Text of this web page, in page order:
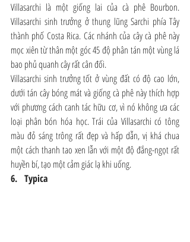
Villasarchi là một giống lai của cà phê Bourbon.
Villasarchi sinh trưởng ở thung lũng Sarchi phía Tây
thành phố Costa Rica. Các nhánh của cây cà phê này
mọc xiên từ thân một góc 45 độ phân tán một vùng lá
bao phủ quanh cây rất cân đối.
Villasarchi sinh trưởng tốt ở vùng đất có độ cao lớn,
dưới tán cây bóng mát và giống cà phê này thích hợp
với phương cách canh tác hữu cơ, vì nó không ưa các
loại phân bón hóa học. Trái của Villasarchi có tông
màu đỏ sáng trông rất đẹp và hấp dẫn, vị khá chua
một cách thanh tao xen lẫn với một độ đắng-ngọt rất
huyền bí, tạo một cảm giác lạ khi uống.
6.   Typica